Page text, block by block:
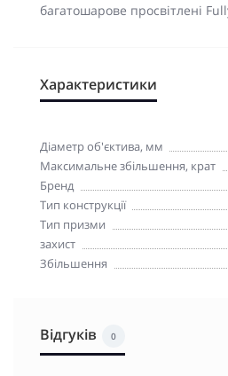
багатошарове просвітлені
Характеристики
Діаметр об'єктива, мм
Максимальне збільшення, крат
Бренд
Тип конструкції
Тип призми
захист
Збільшення
Відгуків 0